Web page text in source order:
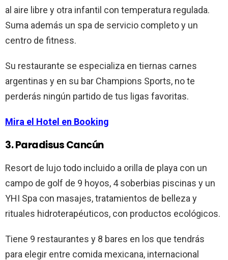
al aire libre y otra infantil con temperatura regulada.
Suma además un spa de servicio completo y un
centro de fitness.
Su restaurante se especializa en tiernas carnes
argentinas y en su bar Champions Sports, no te
perderás ningún partido de tus ligas favoritas.
Mira el Hotel en Booking
3. Paradisus Cancún
Resort de lujo todo incluido a orilla de playa con un
campo de golf de 9 hoyos, 4 soberbias piscinas y un
YHI Spa con masajes, tratamientos de belleza y
rituales hidroterapéuticos, con productos ecológicos.
Tiene 9 restaurantes y 8 bares en los que tendrás
para elegir entre comida mexicana, internacional